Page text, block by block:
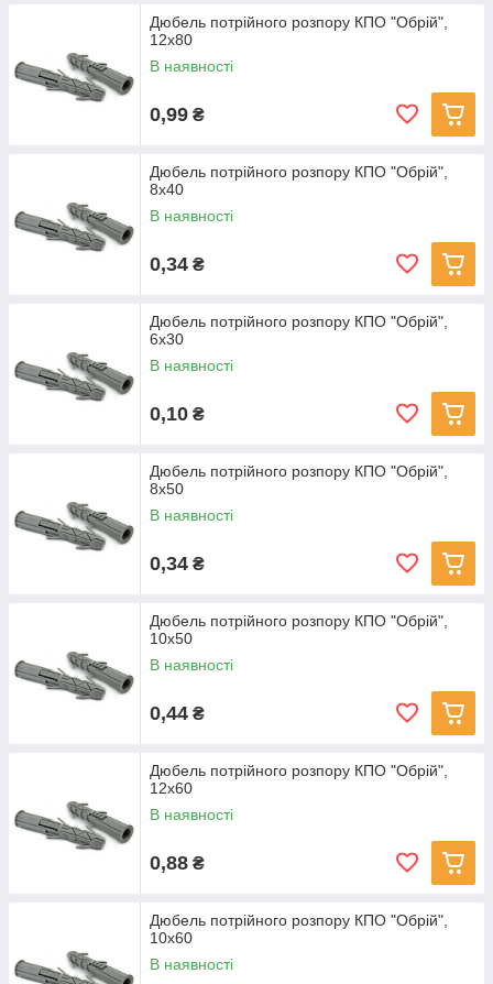
Дюбель потрійного розпору КПО "Обрій",
12x80
В наявності
0,99 ₴
Дюбель потрійного розпору КПО "Обрій",
8x40
В наявності
0,34 ₴
Дюбель потрійного розпору КПО "Обрій",
6x30
В наявності
0,10 ₴
Дюбель потрійного розпору КПО "Обрій",
8x50
В наявності
0,34 ₴
Дюбель потрійного розпору КПО "Обрій",
10x50
В наявності
0,44 ₴
Дюбель потрійного розпору КПО "Обрій",
12x60
В наявності
0,88 ₴
Дюбель потрійного розпору КПО "Обрій",
10x60
В наявності